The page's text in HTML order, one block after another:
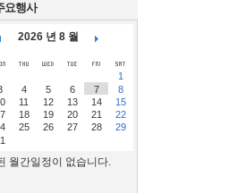
요행사
2026 년 8 월
1
4 5 6 7
8
11 12 13 14
15
18 19 20 21
22
25 26 27 28
29
월간일정이 없습니다.